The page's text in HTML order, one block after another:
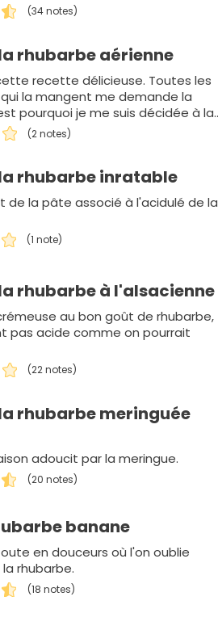
(34 notes)
rhubarbe aérienne
recette délicieuse. Toutes les
la mangent me demande la
pourquoi je me suis décidée à la
(2 notes)
rhubarbe inratable
de la pâte associé à l'acidulé de la
(1 note)
rhubarbe à l'alsacienne
au bon goût de rhubarbe,
pas acide comme on pourrait
(22 notes)
rhubarbe meringuée
adoucit par la meringue.
(20 notes)
banane
en douceurs où l'on oublie
rhubarbe.
(18 notes)